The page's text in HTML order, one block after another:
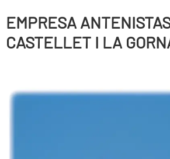
EMPRESA
CASTELLET I LA